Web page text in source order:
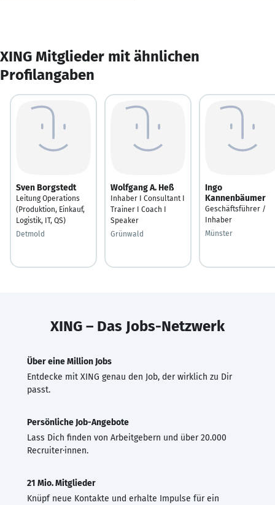
XING Mitglieder mit ähnlichen
Profilangaben
Sven Borgstedt
Leitung Operations
(Produktion, Einkauf,
Logistik, IT, QS)
Detmold
Wolfgang A. Heß
Inhaber I Consultant I
Trainer I Coach I
Speaker
Grünwald
Ingo
Kannenbäumer
Geschäftsführer /
Inhaber
Münster
XING – Das Jobs-Netzwerk
Über eine Million Jobs
Entdecke mit XING genau den Job, der wirklich zu Dir
passt.
Persönliche Job-Angebote
Lass Dich finden von Arbeitgebern und über 20.000
Recruiter·innen.
21 Mio. Mitglieder
Knüpf neue Kontakte und erhalte Impulse für ein